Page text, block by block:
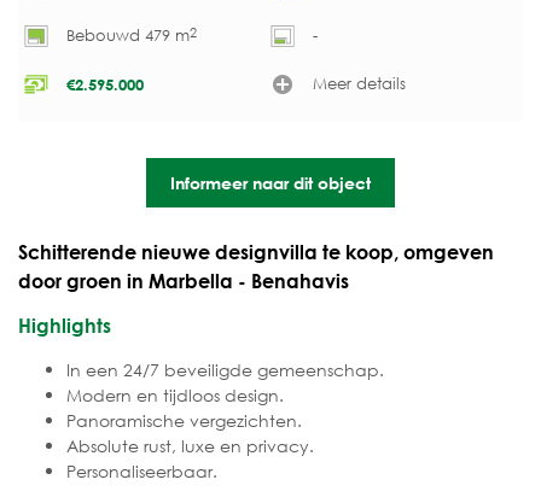
Bebouwd 479 m2 -
€2.595.000 Meer details
Informeer naar dit object
Schitterende nieuwe designvilla te koop, omgeven
door groen in Marbella - Benahavis
Highlights
In een 24/7 beveiligde gemeenschap.
Modern en tijdloos design.
Panoramische vergezichten.
Absolute rust, luxe en privacy.
Personaliseerbaar.